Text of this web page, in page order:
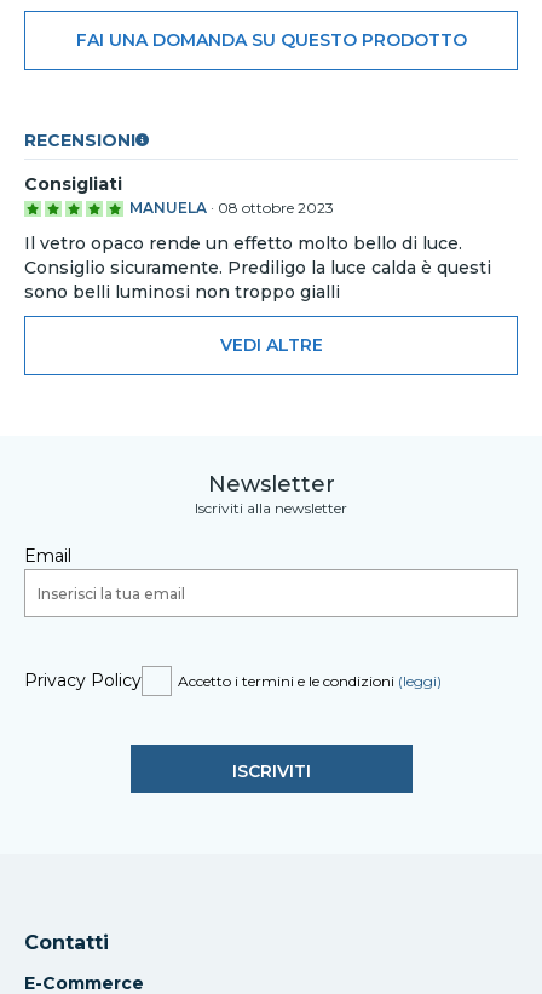
FAI UNA DOMANDA SU QUESTO PRODOTTO
RECENSIONI
Consigliati
MANUELA · 08 ottobre 2023
Il vetro opaco rende un effetto molto bello di luce.
Consiglio sicuramente. Prediligo la luce calda è questi
sono belli luminosi non troppo gialli
VEDI ALTRE
Newsletter
Iscriviti alla newsletter
Email
Privacy Policy Accetto i termini e le condizioni (leggi)
Contatti
E-Commerce